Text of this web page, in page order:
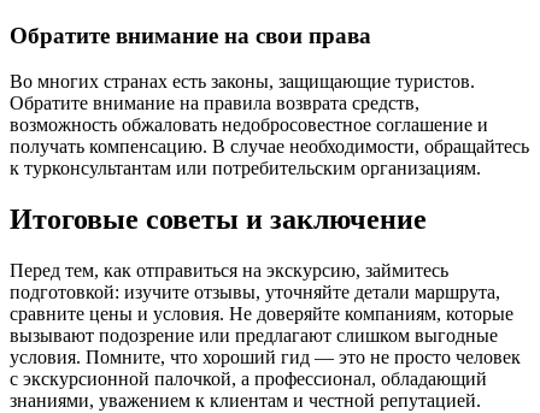
Обратите внимание на свои права
Во многих странах есть законы, защищающие туристов.
Обратите внимание на правила возврата средств,
возможность обжаловать недобросовестное соглашение и
получать компенсацию. В случае необходимости, обращайтесь
к турконсультантам или потребительским организациям.
Итоговые советы и заключение
Перед тем, как отправиться на экскурсию, займитесь
подготовкой: изучите отзывы, уточняйте детали маршрута,
сравните цены и условия. Не доверяйте компаниям, которые
вызывают подозрение или предлагают слишком выгодные
условия. Помните, что хороший гид — это не просто человек
с экскурсионной палочкой, а профессионал, обладающий
знаниями, уважением к клиентам и честной репутацией.